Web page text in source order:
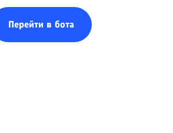
Перейти в бота